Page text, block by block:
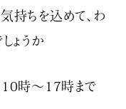
持ちを込めて、わ
ょうか
時〜17時まで